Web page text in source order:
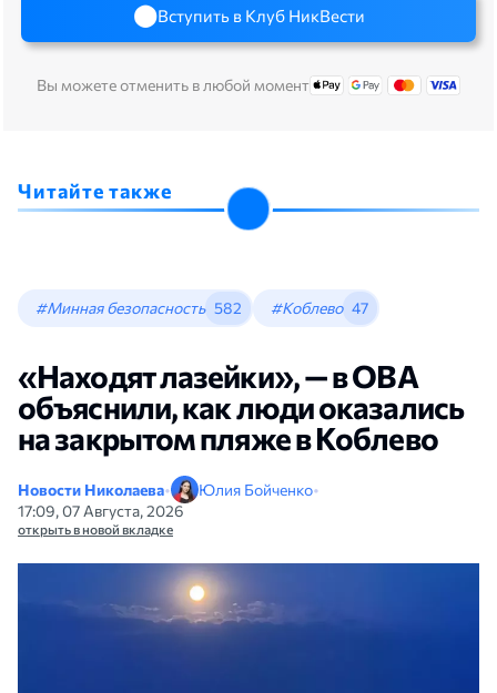
Вступить в Клуб НикВести
Вы можете отменить в любой момент
Читайте также
#Минная безопасность 582 #Коблево 47
«Находят лазейки», — в ОВА
объяснили, как люди оказались
на закрытом пляже в Коблево
Новости Николаева• Юлия Бойченко•
17:09, 07 Августа, 2026
открыть в новой вкладке